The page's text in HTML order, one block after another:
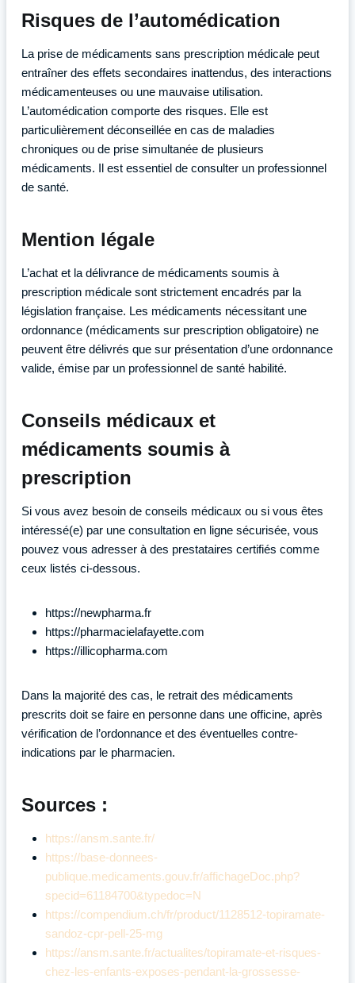
Risques de l’automédication
La prise de médicaments sans prescription médicale peut
entraîner des effets secondaires inattendus, des interactions
médicamenteuses ou une mauvaise utilisation.
L’automédication comporte des risques. Elle est
particulièrement déconseillée en cas de maladies
chroniques ou de prise simultanée de plusieurs
médicaments. Il est essentiel de consulter un professionnel
de santé.
Mention légale
L’achat et la délivrance de médicaments soumis à
prescription médicale sont strictement encadrés par la
législation française. Les médicaments nécessitant une
ordonnance (médicaments sur prescription obligatoire) ne
peuvent être délivrés que sur présentation d’une ordonnance
valide, émise par un professionnel de santé habilité.
Conseils médicaux et
médicaments soumis à
prescription
Si vous avez besoin de conseils médicaux ou si vous êtes
intéressé(e) par une consultation en ligne sécurisée, vous
pouvez vous adresser à des prestataires certifiés comme
ceux listés ci-dessous.
https://newpharma.fr
https://pharmacielafayette.com
https://illicopharma.com
Dans la majorité des cas, le retrait des médicaments
prescrits doit se faire en personne dans une officine, après
vérification de l’ordonnance et des éventuelles contre-
indications par le pharmacien.
Sources :
https://ansm.sante.fr/
https://base-donnees-
publique.medicaments.gouv.fr/affichageDoc.php?
specid=61184700&typedoc=N
https://compendium.ch/fr/product/1128512-topiramate-
sandoz-cpr-pell-25-mg
https://ansm.sante.fr/actualites/topiramate-et-risques-
chez-les-enfants-exposes-pendant-la-grossesse-